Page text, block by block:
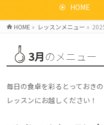
HOME
HOME » レッスンメニュー »
3月のメニュー
毎日の食卓を彩るとっておき
レッスンにお越しください！